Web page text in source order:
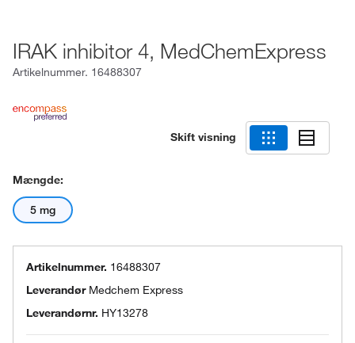
IRAK inhibitor 4, MedChemExpress
Artikelnummer. 16488307
Skift visning
Mængde:
5 mg
Artikelnummer. 16488307
Leverandør Medchem Express
Leverandørnr. HY13278